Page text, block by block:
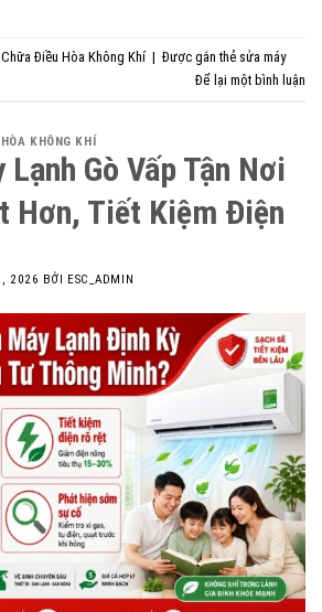
Điều Hòa Không Khí | Được gắn thẻ sửa máy
Để lại một bình luận
KHÔNG KHÍ
Lạnh Gò Vấp Tận Nơi
Hơn, Tiết Kiệm Điện
2026 BỞI ESC_ADMIN